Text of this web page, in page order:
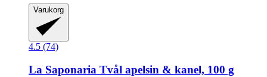
Varukorg
4.5 (74)
La Saponaria Tvål apelsin & kanel, 100 g